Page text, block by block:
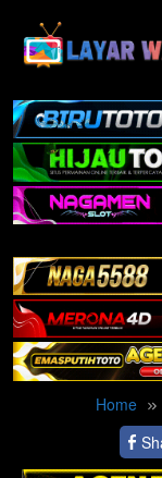
content
Home